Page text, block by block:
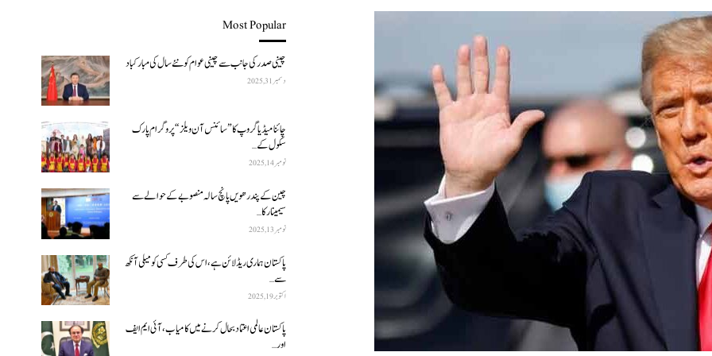
Most Popular
چینی صدر کی جانب سے چینی عوام کو نئے سال کی مبارکباد
دسمبر 31, 2025
چائنا میڈیا گروپ کا ”سائنس آن ویلز“ پروگرام پارک
سکول کے…
نومبر 14, 2025
چین کے پندرھویں پانچ سالہ منصوبے کے حوالے سے
سیمینار کا…
نومبر 13, 2025
پاکستان ہماری ریڈ لائن ہے، اس کی طرف کسی کو میلی آنکھ
سے…
اکتوبر 19, 2025
پاکستان عالمی اعتماد بحال کرنے میں کامیاب، آئی ایم ایف
اور…